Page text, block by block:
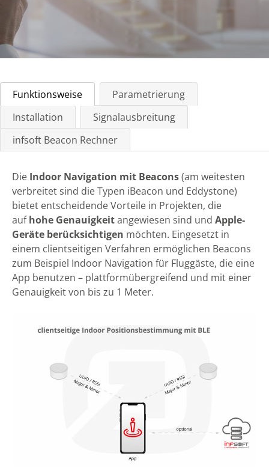
Funktionsweise
Parametrierung
Installation
Signalausbreitung
infsoft Beacon Rechner
Die Indoor Navigation mit Beacons(am weitesten
verbreitet sind die Typen iBeacon und Eddystone)
bietet entscheidende Vorteile in Projekten, die
aufhohe Genauigkeitangewiesen sind und Apple-
Geräte berücksichtigen möchten. Eingesetzt in
einem clientseitigen Verfahren ermöglichen Beacons
zum Beispiel Indoor Navigation für Fluggäste, die eine
App benutzen – plattformübergreifend und mit einer
Genauigkeit von bis zu 1 Meter.